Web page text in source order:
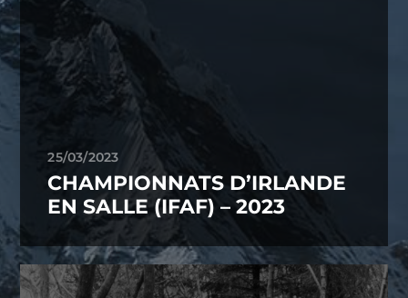
25/03/2023
CHAMPIONNATS D’IRLANDE
EN SALLE (IFAF) – 2023